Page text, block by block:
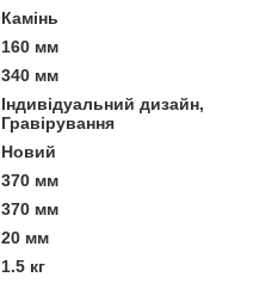
Камінь
160 мм
340 мм
Індивідуальний дизайн,
Гравірування
Новий
370 мм
370 мм
20 мм
1.5 кг